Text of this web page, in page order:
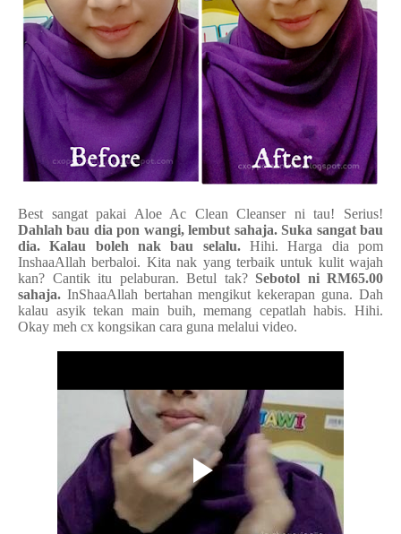
Best sangat pakai Aloe Ac Clean Cleanser ni tau! Serius!
Dahlah bau dia pon wangi, lembut sahaja. Suka sangat bau
dia. Kalau boleh nak bau selalu. Hihi. Harga dia pom
InshaaAllah berbaloi. Kita nak yang terbaik untuk kulit wajah
kan? Cantik itu pelaburan. Betul tak? Sebotol ni RM65.00
sahaja. InShaaAllah bertahan mengikut kekerapan guna. Dah
kalau asyik tekan main buih, memang cepatlah habis. Hihi.
Okay meh cx kongsikan cara guna melalui video.